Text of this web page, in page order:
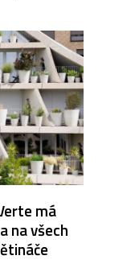
má
na všech